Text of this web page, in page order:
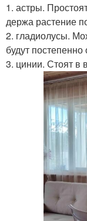
1. астры.
держа растение
2. гладиолусы.
будут
3. цинии. Стоят в